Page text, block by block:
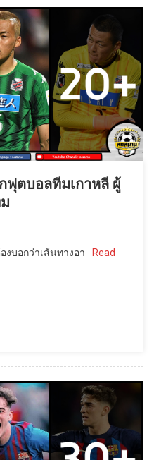
ฟุตบอลทีมเกาหลี ผู้
งบอกว่าเส้นทางอา
Read